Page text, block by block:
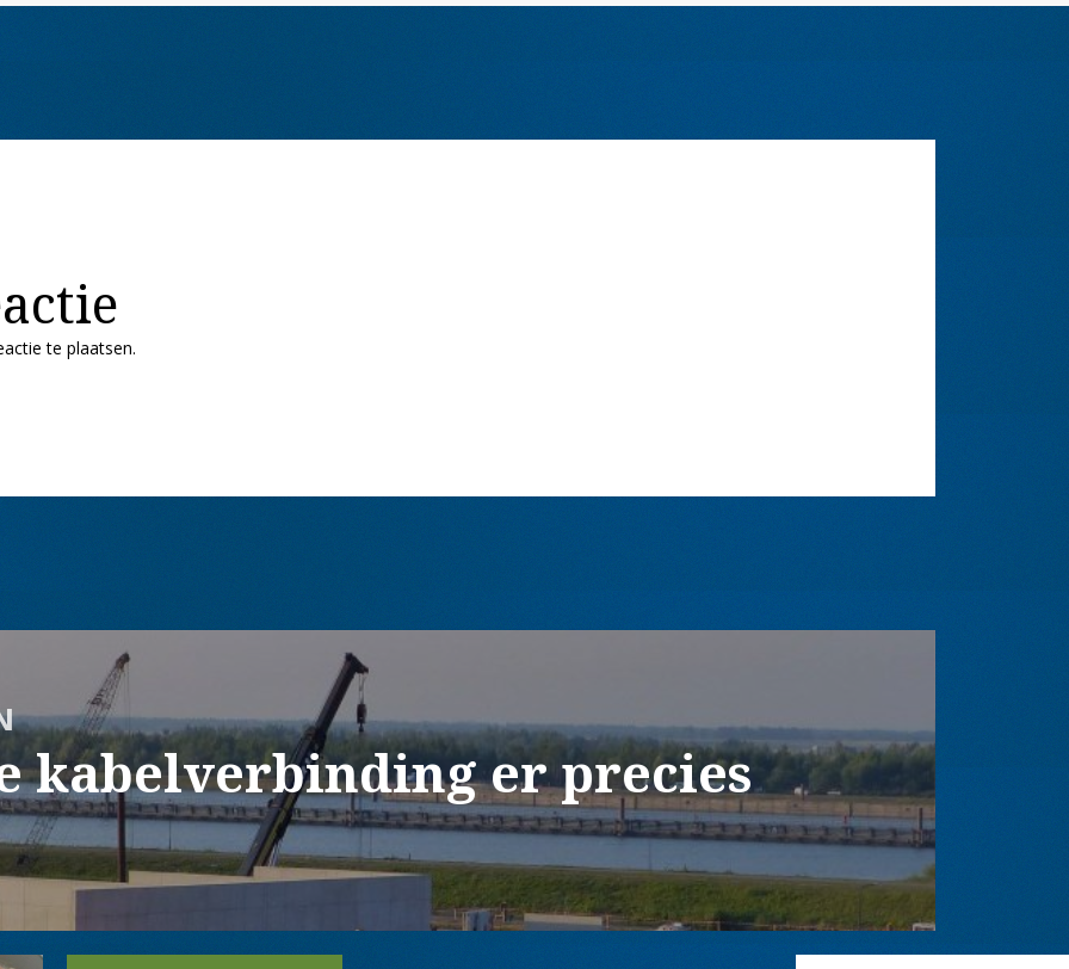
te plaatsen.
kabelverbinding er precies